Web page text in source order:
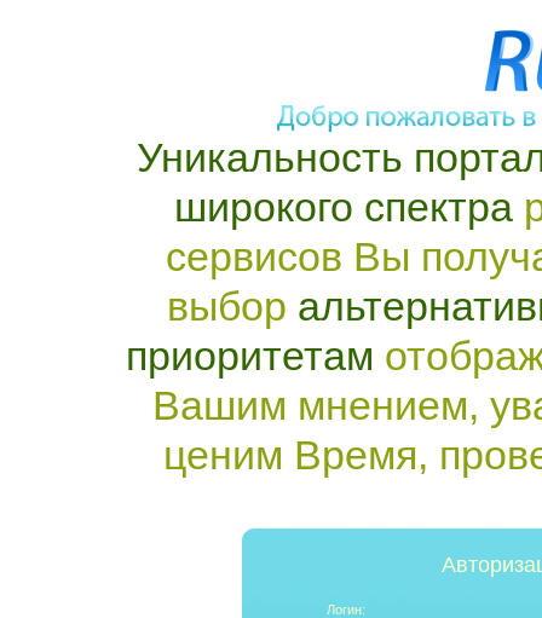
Уникальность
широкого спектра
сервисов Вы
выбор
приоритетам
Вашим мнением,
ценим Время,
Логин: